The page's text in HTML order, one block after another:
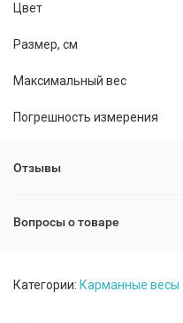
Цвет
Размер, см
Максимальный вес
Погрешность измерения
Отзывы
Вопросы о товаре
Категории: Карманные весы